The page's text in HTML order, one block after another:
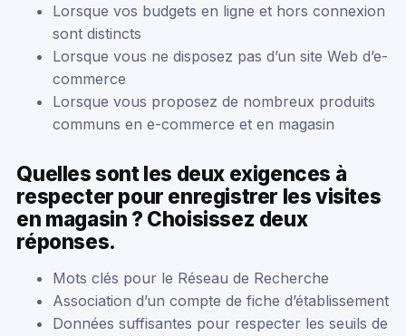
Lorsque vos budgets en ligne et hors connexion
sont distincts
Lorsque vous ne disposez pas d’un site Web d’e-
commerce
Lorsque vous proposez de nombreux produits
communs en e-commerce et en magasin
Quelles sont les deux exigences à
respecter pour enregistrer les visites
en magasin ? Choisissez deux
réponses.
Mots clés pour le Réseau de Recherche
Association d’un compte de fiche d’établissement
Données suffisantes pour respecter les seuils de